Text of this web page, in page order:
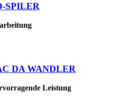
SPILER
DA WANDLER
Leistung